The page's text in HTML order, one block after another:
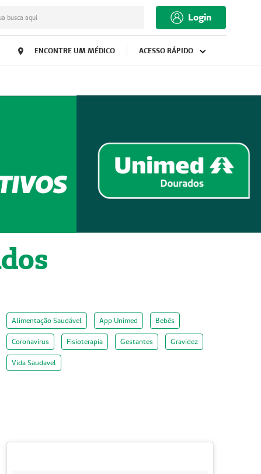
busca aqui Login
ENCONTRE UM MÉDICO ACESSO RÁPIDO
Alimentação Saudável App Unimed Bebês
Coronavirus Fisioterapia Gestantes Gravidez
Vida Saudavel